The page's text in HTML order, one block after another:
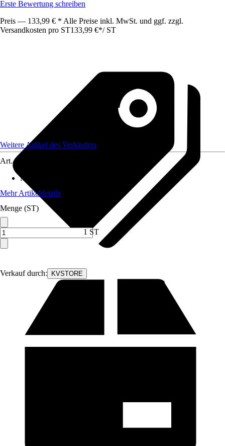
Erste Bewertung schreiben
Preis — 133,99 € * Alle Preise inkl. MwSt. und ggf. zzgl.
Versandkosten pro ST133,99 €*/ ST
Verkauf durch: KVSTORE
Weitere Artikel des Verkäufers
Art.-Nr.
Maße (BxHxT)
Mehr Artikeldetails
Menge (ST)
1 ST